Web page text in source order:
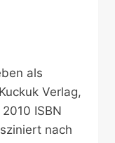
als
Verlag,
ISBN
nach